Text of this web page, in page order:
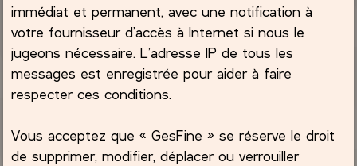
immédiat et permanent, avec une notification à
votre fournisseur d’accès à Internet si nous le
jugeons nécessaire. L’adresse IP de tous les
messages est enregistrée pour aider à faire
respecter ces conditions.
Vous acceptez que « GesFine » se réserve le droit
de supprimer, modifier, déplacer ou verrouiller